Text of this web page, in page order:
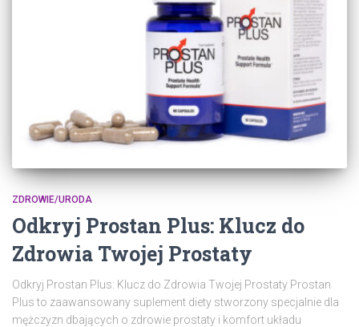
ZDROWIE/URODA
Odkryj Prostan Plus: Klucz do
Zdrowia Twojej Prostaty
Odkryj Prostan Plus: Klucz do Zdrowia Twojej Prostaty Prostan
Plus to zaawansowany suplement diety stworzony specjalnie dla
mężczyzn dbających o zdrowie prostaty i komfort układu